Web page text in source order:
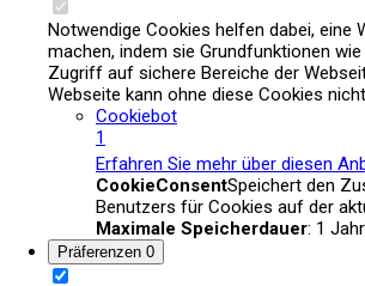
Notwendige Cookies helfen dabei, eine
machen, indem sie Grundfunktionen
Zugriff auf sichere Bereiche der
Webseite kann ohne diese Cookies
Cookiebot
1
Erfahren Sie mehr über diesen
CookieConsentSpeichert den
Benutzers für Cookies auf der
Maximale Speicherdauer: 1 Jahr
Präferenzen 0